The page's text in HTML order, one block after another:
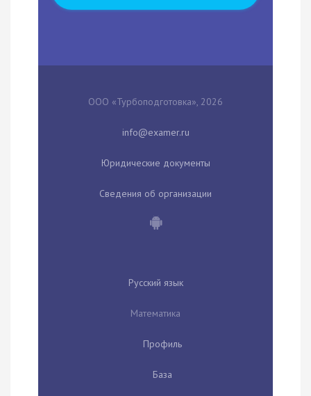
ООО «Турбоподготовка», 2026
Юридические документы
Сведения об организации
Русский язык
Математика
Профиль
База